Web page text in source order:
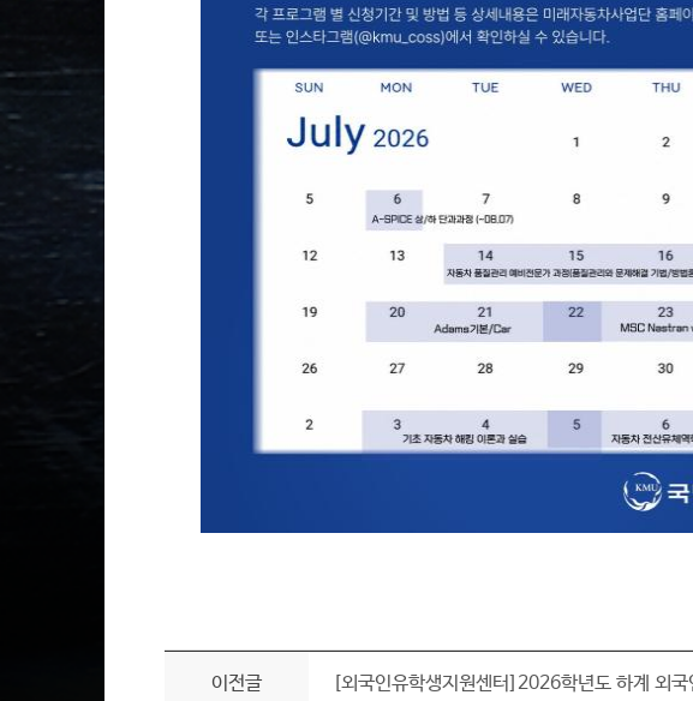
이전글 [외국인유학생지원센터]2026학년도 하계 외